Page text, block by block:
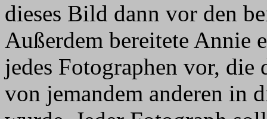
dieses Bild dann vor den
Außerdem bereitete Annie
jedes Fotographen vor,
von jemandem anderen in